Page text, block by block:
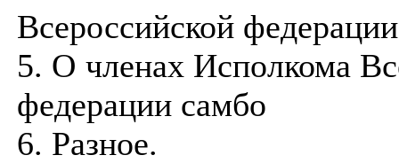
Всероссийской
5. О членах Исполкома
федерации самбо
6. Разное.